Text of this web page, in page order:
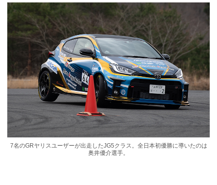
7名のGRヤリスユーザーが出走したJG5クラス。全日本初優勝に導いたのは
奥井優介選手。